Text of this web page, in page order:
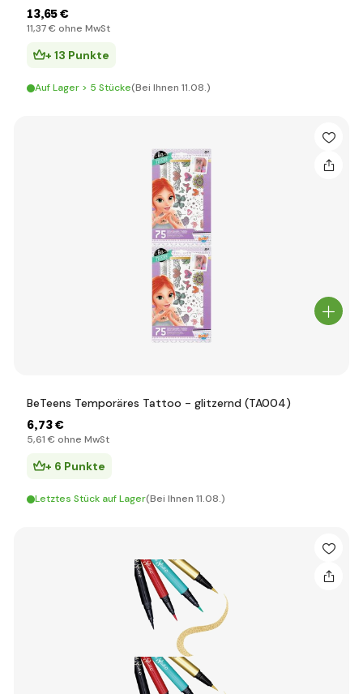
13,65 €
11,37 € ohne MwSt
+ 13 Punkte
Auf Lager > 5 Stücke(Bei Ihnen 11.08.)
BeTeens Temporäres Tattoo - glitzernd (TA004)
6,73 €
5,61 € ohne MwSt
+ 6 Punkte
Letztes Stück auf Lager(Bei Ihnen 11.08.)